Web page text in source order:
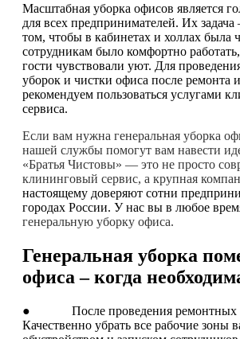
Масштабная уборка офисов является
для всех предпринимателей. Их задача
том, чтобы в кабинетах и холлах была
сотрудникам было комфортно
гости чувствовали уют. Для
уборок и чистки офиса после ремонта
рекомендуем пользоваться услугами
сервиса.
Если вам нужна генеральная уборка
нашей службы помогут вам навести
«Братья Чистовы» — это не просто
клининговый сервис, а крупная
настоящему доверяют сотни
городах России. У нас вы в любое
генеральную уборку офиса.
Генеральная уборка
офиса – когда
● После проведения ремонтных
Качественно убрать все рабочие зоны